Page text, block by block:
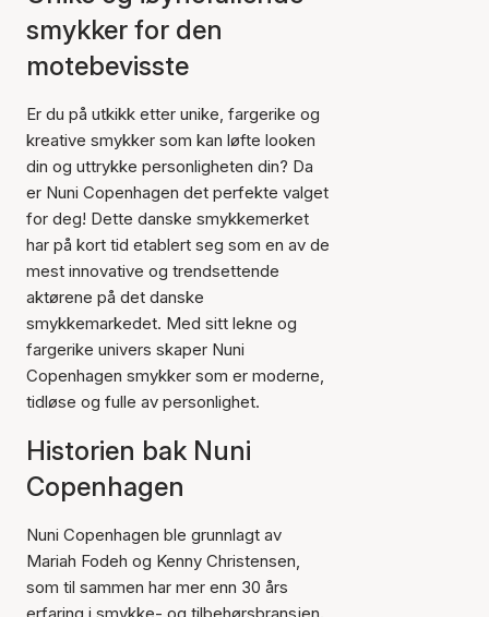
smykker for den
motebevisste
Er du på utkikk etter unike, fargerike og
kreative smykker som kan løfte looken
din og uttrykke personligheten din? Da
er Nuni Copenhagen det perfekte valget
for deg! Dette danske smykkemerket
har på kort tid etablert seg som en av de
mest innovative og trendsettende
aktørene på det danske
smykkemarkedet. Med sitt lekne og
fargerike univers skaper Nuni
Copenhagen smykker som er moderne,
tidløse og fulle av personlighet.
Historien bak Nuni
Copenhagen
Nuni Copenhagen ble grunnlagt av
Mariah Fodeh og Kenny Christensen,
som til sammen har mer enn 30 års